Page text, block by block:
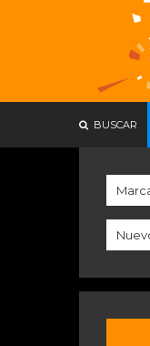
BUSCAR